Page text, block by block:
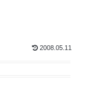
2008.05.11